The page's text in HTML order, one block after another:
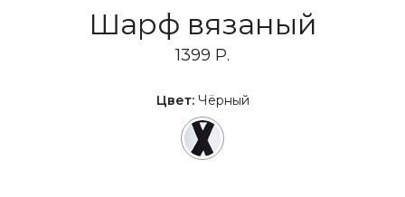
Шарф вязаный
1399 Р.
Цвет:Чёрный